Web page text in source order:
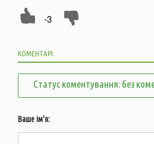
-3
КОМЕНТАРІ:
Статус коментування: без
Ваше ім'я: